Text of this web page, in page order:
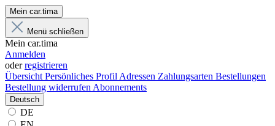
Mein car.tima
Menü schließen
Mein car.tima
Anmelden
oderregistrieren
Übersicht Persönliches Profil Adressen Zahlungsarten Bestellungen
Bestellung widerrufen Abonnements
Deutsch
DE